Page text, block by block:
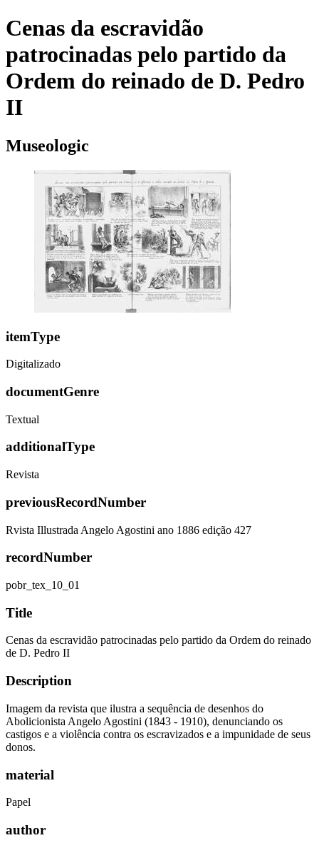
Cenas da escravidão
patrocinadas pelo partido da
Ordem do reinado de D. Pedro
II
Museologic
itemType
Digitalizado
documentGenre
Textual
additionalType
Revista
previousRecordNumber
Rvista Illustrada Angelo Agostini ano 1886 edição 427
recordNumber
pobr_tex_10_01
Title
Cenas da escravidão patrocinadas pelo partido da Ordem do reinado
de D. Pedro II
Description
Imagem da revista que ilustra a sequência de desenhos do
Abolicionista Angelo Agostini (1843 - 1910), denunciando os
castigos e a violência contra os escravizados e a impunidade de seus
donos.
material
Papel
author